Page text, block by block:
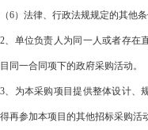
（6）法律、行政法规规定的其他条
2、单位负责人为同一人或者存在
目同一合同项下的政府采购活动。
3、为本采购项目提供整体设计、
得再参加本项目的其他招标采购活